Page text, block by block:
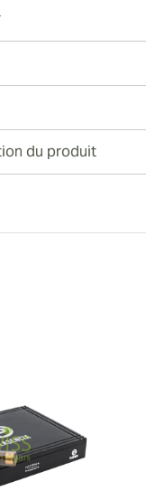
du produit